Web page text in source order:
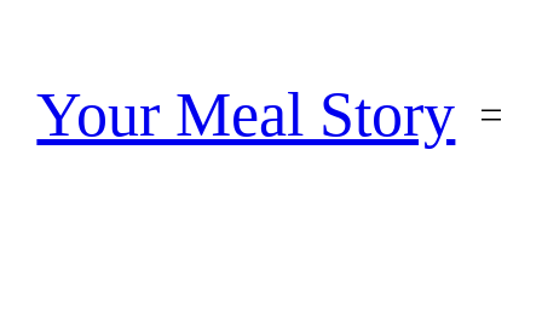
treściYour Meal Story